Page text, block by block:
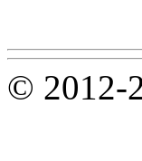
© 2012-